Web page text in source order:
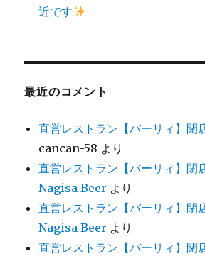
近です
最近のコメント
直営レストラン【バーリィ】閉
cancan-58 より
直営レストラン【バーリィ】閉
Nagisa Beer より
直営レストラン【バーリィ】閉
Nagisa Beer より
直営レストラン【バーリィ】閉